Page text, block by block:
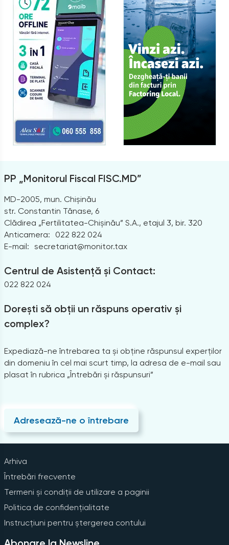
PP „Monitorul Fiscal FISC.MD”
MD-2005, mun. Chișinău
str. Constantin Tănase, 6
Clădirea „Fertilitatea-Chișinău” S.A., etajul 3, bir. 320
Anticamera:
022 822 024
E-mail: secretariat@monitor.tax
Centrul de Asistență și Contact:
022 822 024
Dorești să obții un răspuns operativ și
complex?
Expediază-ne întrebarea ta și obține răspunsul experților
din domeniu în cel mai scurt timp, la adresa de e-mail sau
plasat în rubrica „Întrebări și răspunsuri”
Adresează-ne o întrebare
Arhiva
Întrebări frecvente
Termeni și condiții de utilizare a paginii
Politica de confidențialitate
Instrucțiuni pentru ștergerea contului